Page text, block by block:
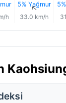
h
5% Yağmur
↑
33.0 km/h